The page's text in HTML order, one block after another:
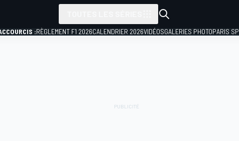
:RÈGLEMENT F1 2026CALENDRIER 2026VIDÉOSGALERIES PHOTOPARIS